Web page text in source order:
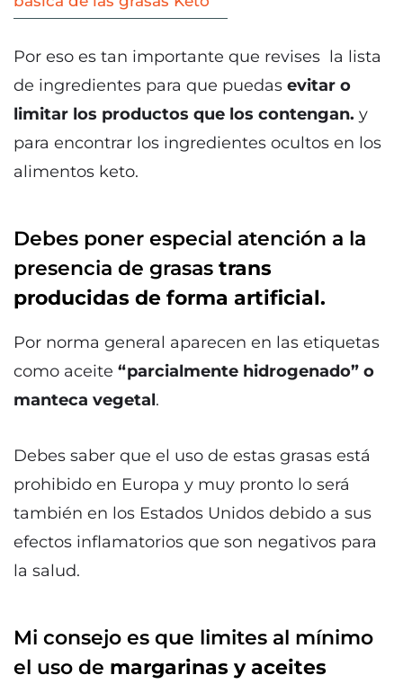
Por eso es tan importante que revises la lista
de ingredientes para que puedas evitar o
limitar los productos que los contengan. y
para encontrar los ingredientes ocultos en los
alimentos keto.
Debes poner especial atención a la
presencia de grasas trans
producidas de forma artificial.
Por norma general aparecen en las etiquetas
como aceite “parcialmente hidrogenado” o
manteca vegetal.
Debes saber que el uso de estas grasas está
prohibido en Europa y muy pronto lo será
también en los Estados Unidos debido a sus
efectos inflamatorios que son negativos para
la salud.
Mi consejo es que limites al mínimo
el uso de margarinas y aceites